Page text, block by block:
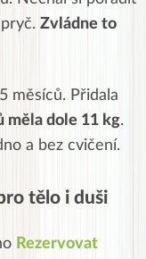
Zvládne to
měsíců. Přidala
měla dole 11 kg.
a bez cvičení.
tělo i duši
Rezervovat